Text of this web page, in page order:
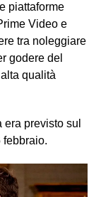
piattaforme
Video e
tra noleggiare
godere del
qualità
previsto sul